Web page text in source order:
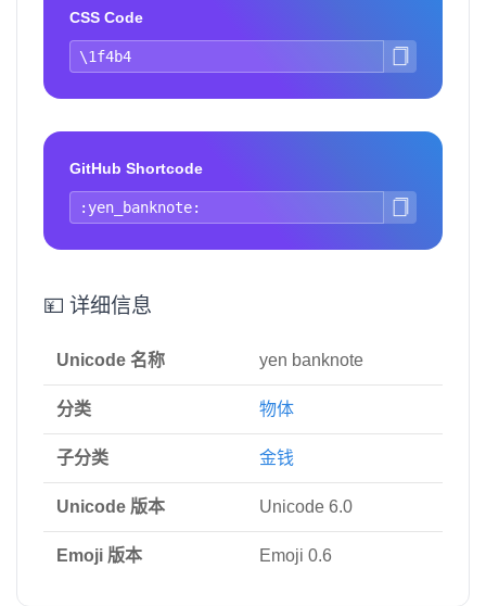
CSS Code
GitHub Shortcode
💴 详细信息
Unicode 名称 yen banknote
分类 物体
子分类 金钱
Unicode 版本 Unicode 6.0
Emoji 版本 Emoji 0.6